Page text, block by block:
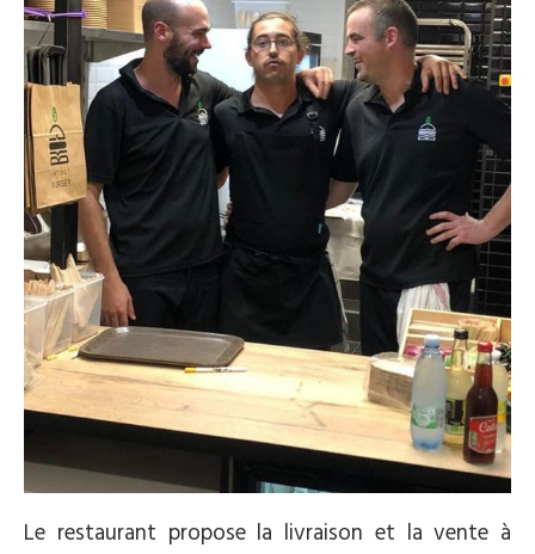
Le restaurant propose la livraison et la vente à